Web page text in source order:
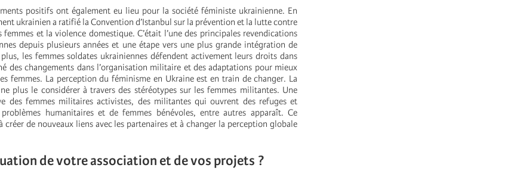
positifs ont également eu lieu pour la société féministe ukrainienne. En
ukrainien a ratifié la Convention d’Istanbul sur la prévention et la lutte contre
femmes et la violence domestique. C’était l’une des principales revendications
depuis plusieurs années et une étape vers une plus grande intégration de
plus, les femmes soldates ukrainiennes défendent activement leurs droits dans
des changements dans l’organisation militaire et des adaptations pour mieux
femmes. La perception du féminisme en Ukraine est en train de changer. La
plus le considérer à travers des stéréotypes sur les femmes militantes. Une
des femmes militaires activistes, des militantes qui ouvrent des refuges et
humanitaires et de femmes bénévoles, entre autres apparaît. Ce
créer de nouveaux liens avec les partenaires et à changer la perception globale
de votre association et de vos projets ?